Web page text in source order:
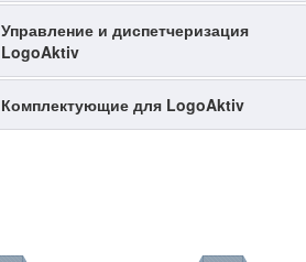
Управление и диспетчеризация
LogoAktiv
Комплектующие для LogoAktiv